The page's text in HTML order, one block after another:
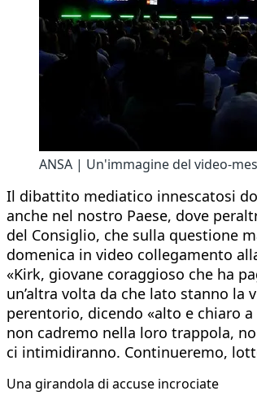
ANSA | Un'immagine del video-
Il dibattito mediatico innescatosi
anche nel nostro Paese, dove
del Consiglio, che sulla questione
domenica in video collegamento
«Kirk, giovane coraggioso che ha
un’altra volta da che lato stanno
perentorio, dicendo «alto e chiaro
non cadremo nella loro trappola,
ci intimidiranno. Continueremo,
Una girandola di accuse incrociate